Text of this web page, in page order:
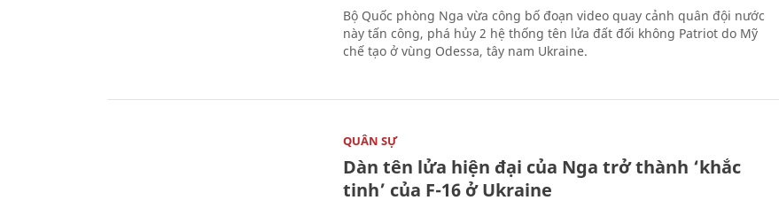
Bộ Quốc phòng Nga vừa công bố đoạn video quay cảnh quân đội nước
này tấn công, phá hủy 2 hệ thống tên lửa đất đối không Patriot do Mỹ
chế tạo ở vùng Odessa, tây nam Ukraine.
QUÂN SỰ
Dàn tên lửa hiện đại của Nga trở thành ‘khắc
tinh’ của F-16 ở Ukraine